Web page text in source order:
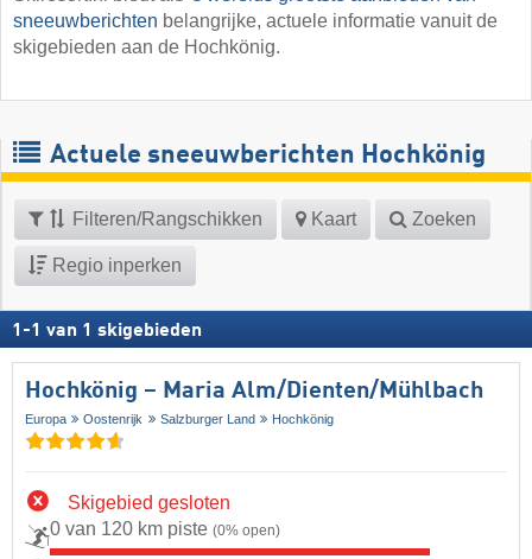
sneeuwberichten belangrijke, actuele informatie vanuit de
skigebieden aan de Hochkönig.
Actuele sneeuwberichten Hochkönig
Filteren/Rangschikken Kaart Zoeken
Regio inperken
1 -1 van 1 skigebieden
Hochkönig – Maria Alm/​Dienten/​Mühlbach
Europa Oostenrijk Salzburger Land Hochkönig
Skigebied gesloten
0 van 120 km piste (0% open)